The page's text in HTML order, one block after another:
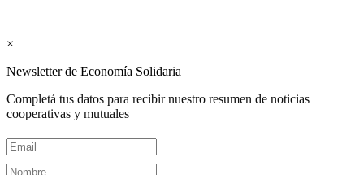
×
Newsletter de Economía Solidaria
Completá tus datos para recibir nuestro resumen de noticias
cooperativas y mutuales